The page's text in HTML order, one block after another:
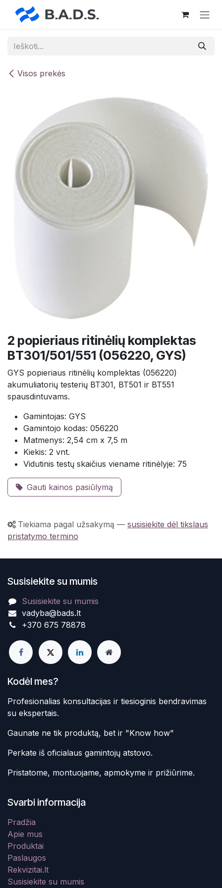
Skip to Content
Visos prekės
2 popieriaus ritinėlių komplektas
BT301/501/551 (056220, GYS)
GYS popieriaus ritinėlių komplektas (056220)
akumuliatorių testerių BT301, BT501 ir BT551
spausdintuvams.
Gamintojas: GYS
Gamintojo kodas: 056220
Matmenys: 2,54 cm x 7,5 m
Kiekis: 2 vnt.
Vidutinis testų skaičius viename ritinėlyje: 75
Gauti kainos pasiūlymą
Tiekiama pagal užsakymą — susisiekite dėl tikslaus
pristatymo termino
Susisiekite su mumis
Susisiekite su mumis
vadyba@bads.lt
+370 675 78878
Kodėl mes?
Profesionalias konsultacijas ir tiesioginis bendravimas
su ekspertais.
Gaunate ne tik produktą, bet ir "Know how"
Perkate iš oficialaus gamintojų atstovo.
Pristatome, montuojame, apmokyme ir prižiūrime.
Svarbi informacija
Pradžia
Apie mus
Produktai
Paslaugos
Rekvizitai.lt
Susisiekite su mumis